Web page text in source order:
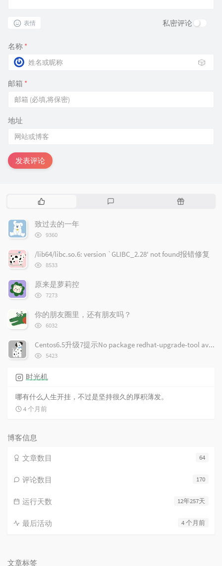
表情 私密评论
名称 *
🎲
邮箱 *
地址
发表评论
热
文
章
随
致过去的一年
浏
次
数:
9360
/lib64/libc.so.6: version `GLIBC_2.28' not found报错修复
浏
次
数:
8533
原来是萝莉控
浏
次
数:
7273
你的朋友圈里，还有朋友吗？
浏
次
数:
6032
Centos6.5升级7提示No package redhat-upgrade-tool available.
浏
数:
5423
时光机
哪有什么人生开挂，不过是坚持很久的厚积薄发。
4 个月前
博客信息
64
文章数目
170
评论数目
12年257天
运行天数
4 个月前
最后活动
文章标签